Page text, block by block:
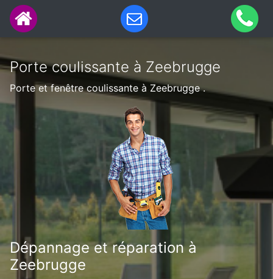
Porte coulissante à Zeebrugge
Porte et fenêtre coulissante à Zeebrugge .
Dépannage et réparation à
Zeebrugge